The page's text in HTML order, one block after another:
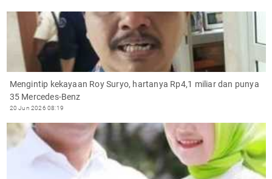
Mengintip kekayaan Roy Suryo, hartanya Rp4,1 miliar dan punya
35 Mercedes-Benz
20 Jun 2026 08:19